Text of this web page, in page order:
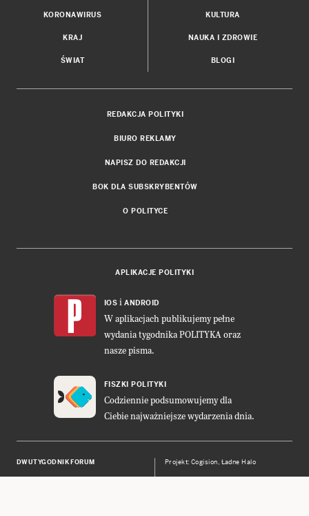
KORONAWIRUS
KRAJ
ŚWIAT
KULTURA
NAUKA I ZDROWIE
BLOGI
REDAKCJA POLITYKI
BIURO REKLAMY
NAPISZ DO REDAKCJI
BOK DLA SUBSKRYBENTÓW
O POLITYCE
APLIKACJE POLITYKI
IOS i ANDROID
W aplikacjach publikujemy pełne
wydania tygodnika POLITYKA oraz
nasze pisma.
FISZKI POLITYKI
Codziennie podsumowujemy dla
Ciebie najważniejsze wydarzenia dnia.
DWUTYGODNIK FORUM Projekt:Cogision, Ładne Halo